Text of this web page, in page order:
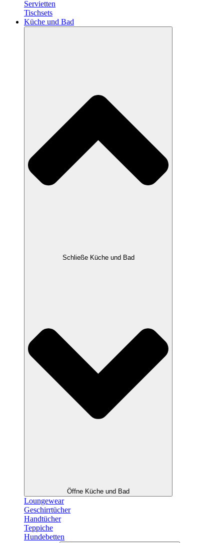
Servietten
Tischsets
Küche und Bad
Schließe Küche und Bad
Öffne Küche und Bad
Loungewear
Geschirrtücher
Handtücher
Teppiche
Hundebetten